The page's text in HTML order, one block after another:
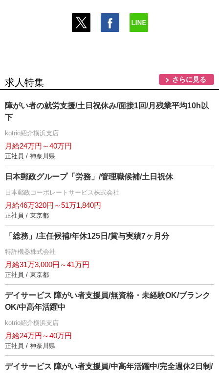
求人特集 さらに見る
障がい者の就労支援/土日祝休み/面接1回/月残業平均10h以
下
kotrio紹介横浜支店
月給24万円～40万円
正社員 / 神奈川県
日本郵政グループ「労務」/管理職候補/土日祝休
日本郵政コーポレートサービス株式会社
月給46万320円～51万1,840円
正社員 / 東京都
「総務」/主任候補/年休125日/賞与実績7ヶ月分
特許機器株式会社
月給31万3,000円～41万円
正社員 / 東京都
デイサービス 障がい者支援員/無資格・未経験OK/ブランク
OK/中高年活躍中
kotrio紹介横浜支店
月給24万円～40万円
正社員 / 神奈川県
デイサービス 障がい者支援員/中高年活躍中/完全週休2日制/